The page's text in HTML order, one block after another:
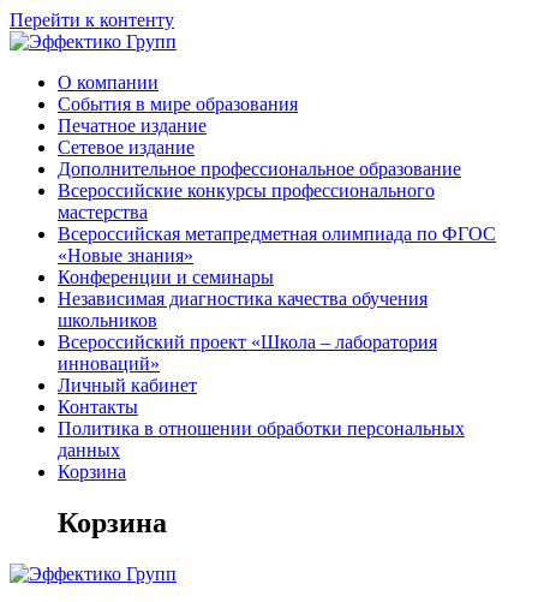
Перейти к контенту
О компании
События в мире образования
Печатное издание
Сетевое издание
Дополнительное профессиональное образование
Всероссийские конкурсы профессионального
мастерства
Всероссийская метапредметная олимпиада по ФГОС
«Новые знания»
Конференции и семинары
Независимая диагностика качества обучения
школьников
Всероссийский проект «Школа – лаборатория
инноваций»
Личный кабинет
Контакты
Политика в отношении обработки персональных
данных
Корзина
Корзина